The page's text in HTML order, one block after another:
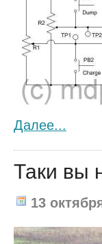
Далее...
Таки вы
13